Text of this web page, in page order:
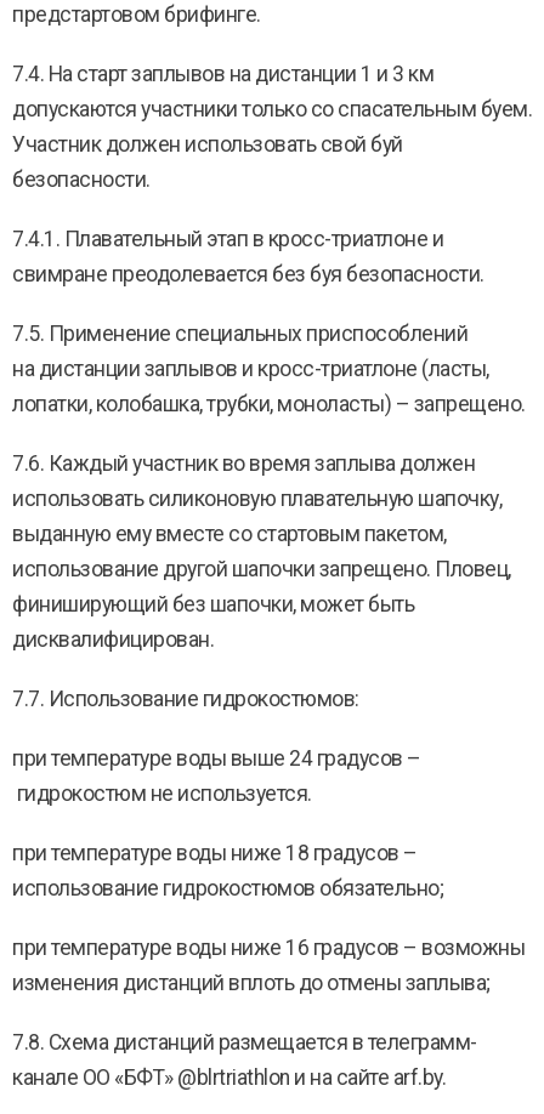
предстартовом брифинге.
7.4. На старт заплывов на дистанции 1 и 3 км
допускаются участники только со спасательным буем.
Участник должен использовать свой буй
безопасности.
7.4.1. Плавательный этап в кросс-триатлоне и
свимране преодолевается без буя безопасности.
7.5. Применение специальных приспособлений
на дистанции заплывов и кросс-триатлоне (ласты,
лопатки, колобашка, трубки, моноласты) – запрещено.
7.6. Каждый участник во время заплыва должен
использовать силиконовую плавательную шапочку,
выданную ему вместе со стартовым пакетом,
использование другой шапочки запрещено. Пловец,
финиширующий без шапочки, может быть
дисквалифицирован.
7.7. Использование гидрокостюмов:
при температуре воды выше 24 градусов –
гидрокостюм не используется.
при температуре воды ниже 18 градусов –
использование гидрокостюмов обязательно;
при температуре воды ниже 16 градусов – возможны
изменения дистанций вплоть до отмены заплыва;
7.8. Схема дистанций размещается в телеграмм-
канале ОО «БФТ» @blrtriathlon и на сайте arf.by.